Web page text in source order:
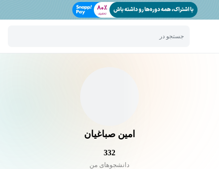
جستجو در
امین صباغیان
332
دانشجو‌های من